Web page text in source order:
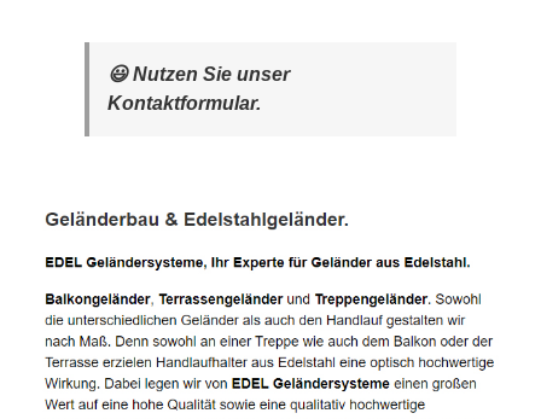
😃 Nutzen Sie unser
Kontaktformular.